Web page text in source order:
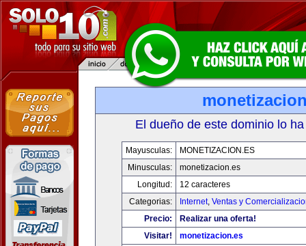
El dueño de este dominio lo
Mayusculas:
MONETIZACION.ES
Minusculas:
monetizacion.es
Longitud:
12 caracteres
Categorias:
Internet, Ventas y
Precio:
Realizar una oferta!
Visitar!
monetizacion.es